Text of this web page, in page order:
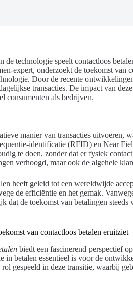
de technologie speelt contactloos
expert, onderzoekt de toekomst van
Door de recente
transacties. De impact van
consumenten als bedrijven.
manier van transacties uitvoeren,
identificatie (RFID) en Near
te doen, zonder dat er fysiek
verhoogd, maar ook de algehele
heeft geleid tot een wereldwijde
de efficiëntie en het gemak.
dat de toekomst van betalingen
van contactloos betalen eruitziet
biedt een fascinerend perspectief
in betalen essentieel is voor de
gespeeld in deze transitie, waarbij